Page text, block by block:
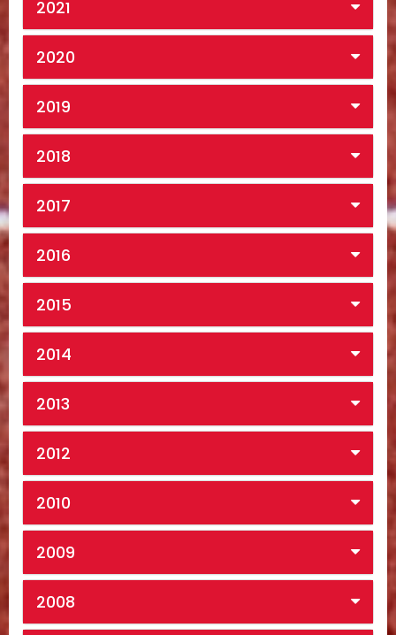
2021
2020
2019
2018
2017
2016
2015
2014
2013
2012
2010
2009
2008